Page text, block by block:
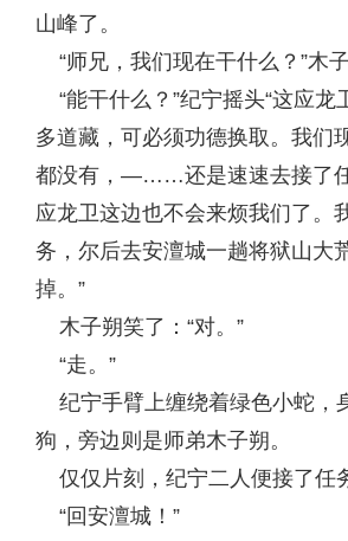
山峰了。
“师兄，我们现在干什么？”木子
“能干什么？”纪宁摇头“这应龙
多道藏，可必须功德换取。我们
都没有，—……还是速速去接了
应龙卫这边也不会来烦我们了。
务，尔后去安澶城一趟将狱山大
掉。”
木子朔笑了：“对。”
“走。”
纪宁手臂上缠绕着绿色小蛇，
狗，旁边则是师弟木子朔。
仅仅片刻，纪宁二人便接了任
“回安澶城！”